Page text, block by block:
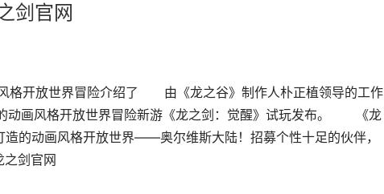
剑官网
格开放世界冒险介绍了 由《龙之谷》制作人朴正植领导的工作
动画风格开放世界冒险新游《龙之剑：觉醒》试玩发布。 《龙
的动画风格开放世界——奥尔维斯大陆！招募个性十足的伙伴，
剑官网